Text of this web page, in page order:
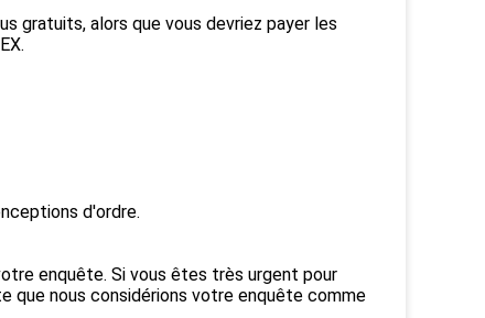
gratuits, alors que vous devriez payer les
d'ordre.
enquête. Si vous êtes très urgent pour
que nous considérions votre enquête comme